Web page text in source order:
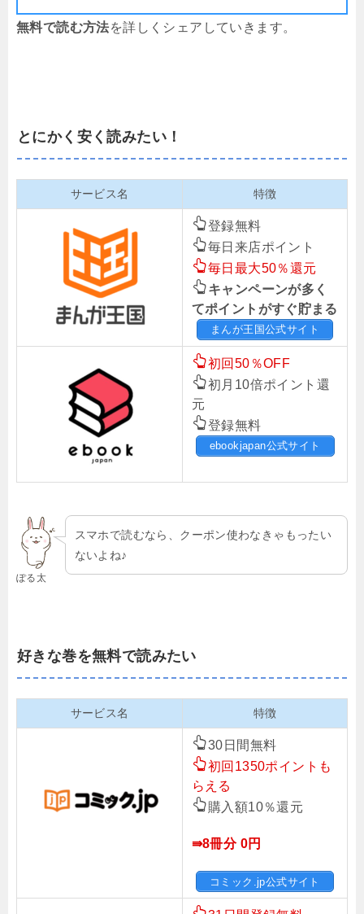
無料で読む方法を詳しくシェアしていきます。
とにかく安く読みたい！
サービス名 特徴
登録無料
毎日来店ポイント
毎日最大50％還元
キャンペーンが多く
てポイントがすぐ貯まる
まんが王国公式サイト
初回50％OFF
初月10倍ポイント還
元
登録無料
ebookjapan公式サイト
ぽる太
スマホで読むなら、クーポン使わなきゃもったい
ないよね♪
好きな巻を無料で読みたい
サービス名 特徴
30日間無料
初回1350ポイントも
らえる
購入額10％還元
⇛8冊分 0円
コミック.jp公式サイト